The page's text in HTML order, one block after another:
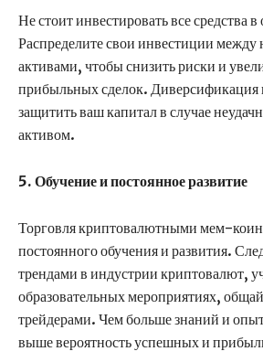
Не стоит инвестировать все средства
Распределите свои инвестиции между
активами, чтобы снизить риски и
прибыльных сделок. Диверсификация
защитить ваш капитал в случае
активом.
5. Обучение и постоянное развитие
Торговля криптовалютными мем-
постоянного обучения и развития.
трендами в индустрии криптовалют,
образовательных мероприятиях,
трейдерами. Чем больше знаний и
выше вероятность успешных и